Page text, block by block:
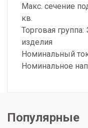
Макс. сечение
кв.
Торговая
изделия
Номинальный
Номинальное
Популярные